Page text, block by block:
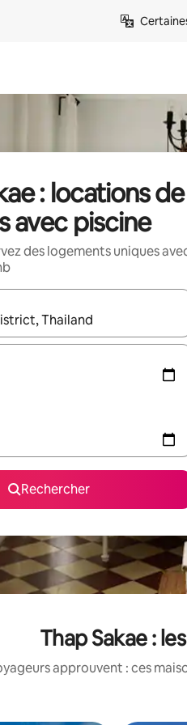
: locations de
avec piscine
des logements uniques
s'affichent, utilisez les
Rechercher
Thap Sakae :
approuvent : ces